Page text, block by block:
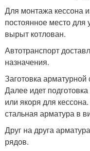
Для монтажа кессона
постоянное место для
вырыт котлован.
Автотранспорт
назначения.
Заготовка арматурной
Далее идет
или якоря для
стальная арматура в
Друг на друга
рядов.